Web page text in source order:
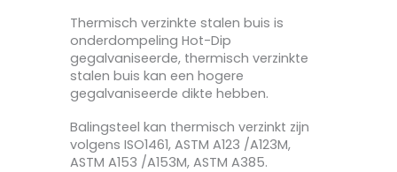
Thermisch verzinkte stalen buis is
onderdompeling Hot-Dip
gegalvaniseerde, thermisch verzinkte
stalen buis kan een hogere
gegalvaniseerde dikte hebben.
Balingsteel kan thermisch verzinkt zijn
volgens ISO1461, ASTM A123 /A123M,
ASTM A153 /A153M, ASTM A385.